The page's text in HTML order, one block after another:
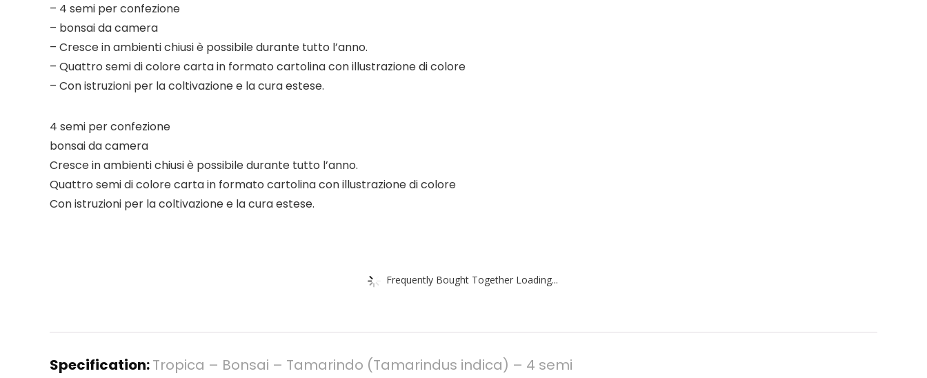
– 4 semi per confezione
– bonsai da camera
– Cresce in ambienti chiusi è possibile durante tutto l’anno.
– Quattro semi di colore carta in formato cartolina con illustrazione di colore
– Con istruzioni per la coltivazione e la cura estese.
4 semi per confezione
bonsai da camera
Cresce in ambienti chiusi è possibile durante tutto l’anno.
Quattro semi di colore carta in formato cartolina con illustrazione di colore
Con istruzioni per la coltivazione e la cura estese.
Frequently Bought Together Loading...
Specification:Tropica – Bonsai – Tamarindo (Tamarindus indica) – 4 semi